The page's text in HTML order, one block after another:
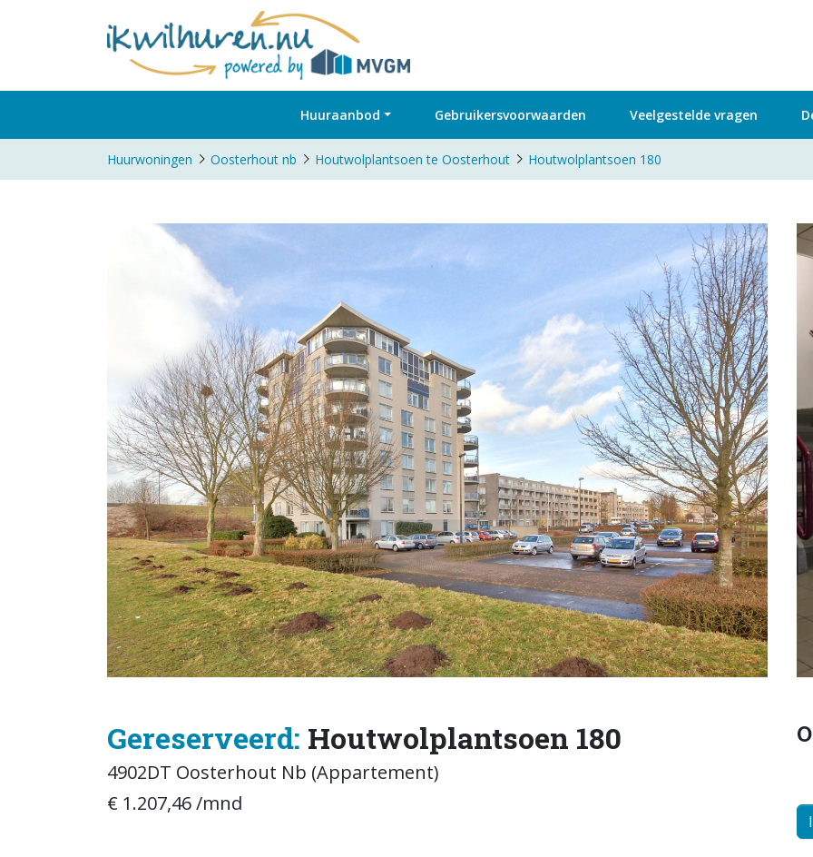
Huuraanbod Gebruikersvoorwaarden Veelgestelde vragen
Huurwoningen Oosterhout nb Houtwolplantsoen te Oosterhout Houtwolplantsoen 180
Gereserveerd: Houtwolplantsoen 180
4902DT Oosterhout Nb (Appartement)
€ 1.207,46 /mnd